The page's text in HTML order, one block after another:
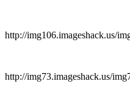
http://img106.imageshack.us/
http://img73.imageshack.us/